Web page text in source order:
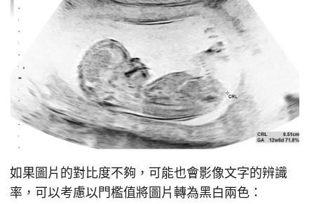
如果圖片的對比度不夠，可能也會影像文字的辨識
率，可以考慮以門檻值將圖片轉為黑白兩色：